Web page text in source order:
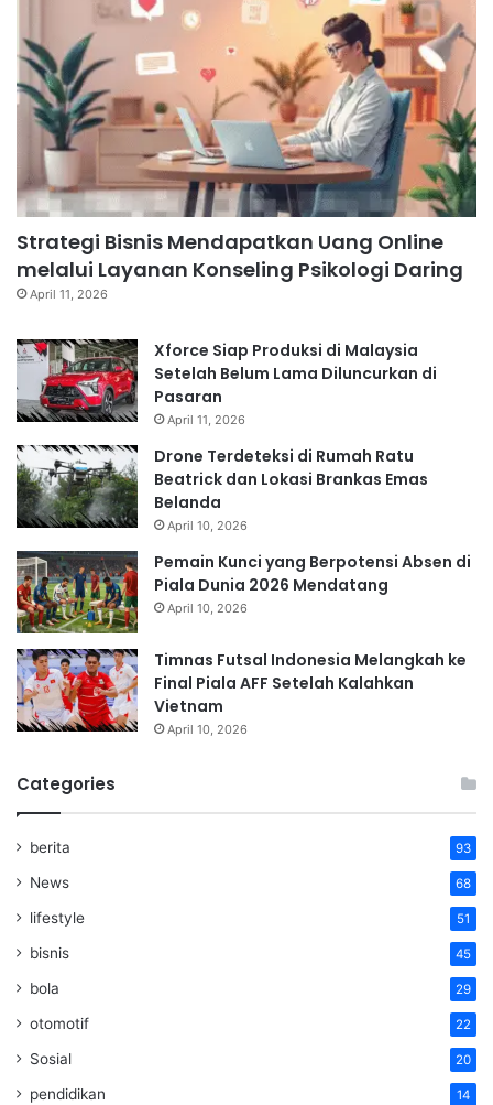
Strategi Bisnis Mendapatkan Uang Online
melalui Layanan Konseling Psikologi Daring
April 11, 2026
Xforce Siap Produksi di Malaysia
Setelah Belum Lama Diluncurkan di
Pasaran
April 11, 2026
Drone Terdeteksi di Rumah Ratu
Beatrick dan Lokasi Brankas Emas
Belanda
April 10, 2026
Pemain Kunci yang Berpotensi Absen di
Piala Dunia 2026 Mendatang
April 10, 2026
Timnas Futsal Indonesia Melangkah ke
Final Piala AFF Setelah Kalahkan
Vietnam
April 10, 2026
Categories
berita 93
News 68
lifestyle 51
bisnis 45
bola 29
otomotif 22
Sosial 20
pendidikan 14